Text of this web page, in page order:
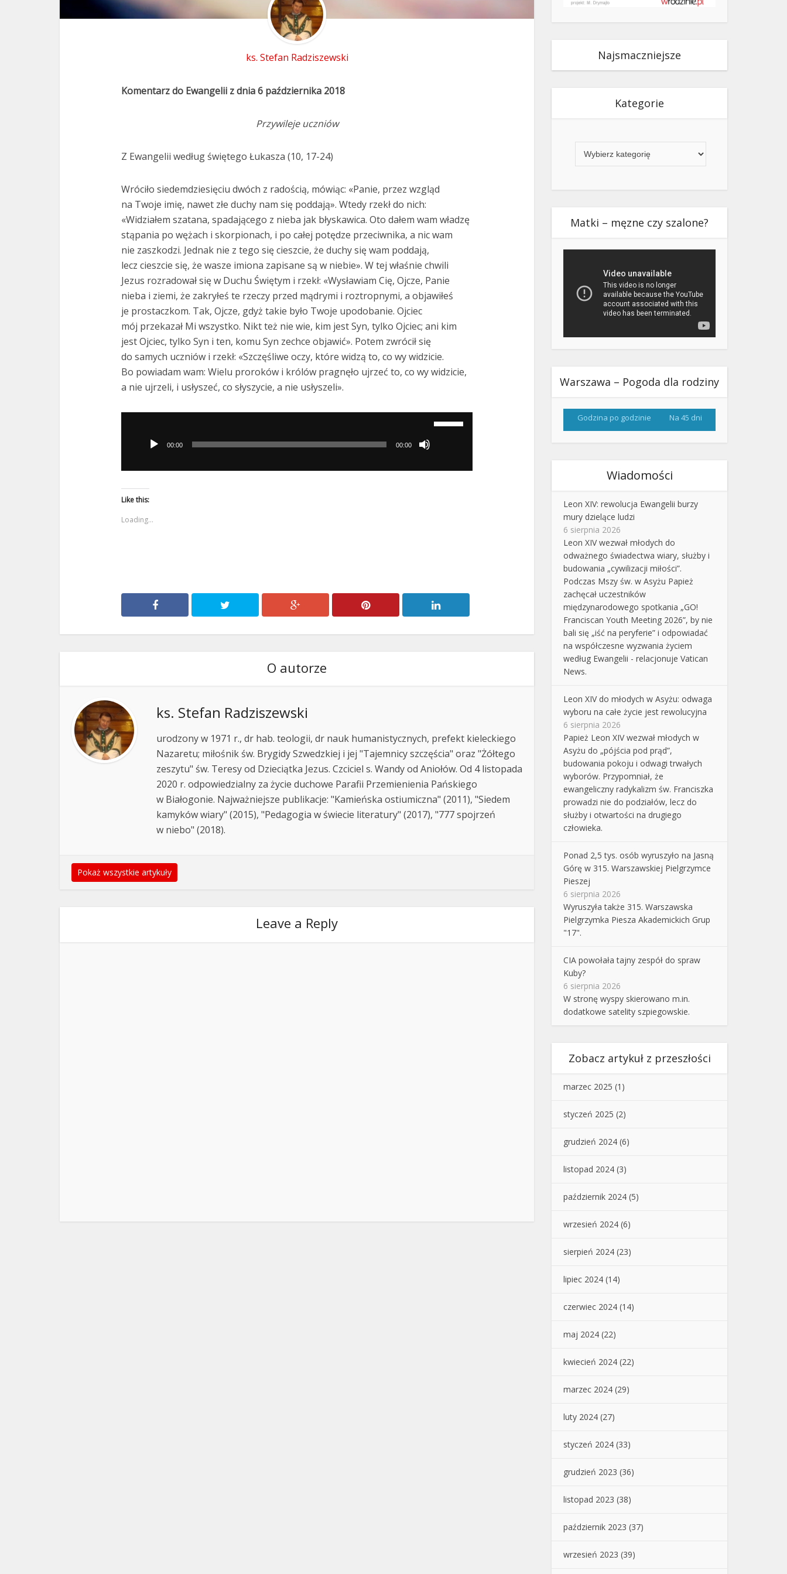
ks. Stefan Radziszewski
Komentarz do Ewangelii z dnia 6 października 2018
Przywileje uczniów
Z Ewangelii według świętego Łukasza (10, 17-24)
Wróciło siedemdziesięciu dwóch z radością, mówiąc: «Panie, przez wzgląd
na Twoje imię, nawet złe duchy nam się poddają». Wtedy rzekł do nich:
«Widziałem szatana, spadającego z nieba jak błyskawica. Oto dałem wam władzę
stąpania po wężach i skorpionach, i po całej potędze przeciwnika, a nic wam
nie zaszkodzi. Jednak nie z tego się cieszcie, że duchy się wam poddają,
lecz cieszcie się, że wasze imiona zapisane są w niebie». W tej właśnie chwili
Jezus rozradował się w Duchu Świętym i rzekł: «Wysławiam Cię, Ojcze, Panie
nieba i ziemi, że zakryłeś te rzeczy przed mądrymi i roztropnymi, a objawiłeś
je prostaczkom. Tak, Ojcze, gdyż takie było Twoje upodobanie. Ojciec
mój przekazał Mi wszystko. Nikt też nie wie, kim jest Syn, tylko Ojciec; ani kim
jest Ojciec, tylko Syn i ten, komu Syn zechce objawić». Potem zwrócił się
do samych uczniów i rzekł: «Szczęśliwe oczy, które widzą to, co wy widzicie.
Bo powiadam wam: Wielu proroków i królów pragnęło ujrzeć to, co wy widzicie,
a nie ujrzeli, i usłyszeć, co słyszycie, a nie usłyszeli».
dźwiękowych
00:00 00:00
Like this:
Loading...
O autorze
ks. Stefan Radziszewski
urodzony w 1971 r., dr hab. teologii, dr nauk humanistycznych, prefekt kieleckiego
Nazaretu; miłośnik św. Brygidy Szwedzkiej i jej "Tajemnicy szczęścia" oraz "Żółtego
zeszytu" św. Teresy od Dzieciątka Jezus. Czciciel s. Wandy od Aniołów. Od 4 listopada
2020 r. odpowiedzialny za życie duchowe Parafii Przemienienia Pańskiego
w Białogonie. Najważniejsze publikacje: "Kamieńska ostiumiczna" (2011), "Siedem
kamyków wiary" (2015), "Pedagogia w świecie literatury" (2017), "777 spojrzeń
w niebo" (2018).
Pokaż wszystkie artykuły
Leave a Reply
Najsmaczniejsze
Kategorie
Matki – męzne czy szalone?
Warszawa – Pogoda dla rodziny
Godzina po godzinie Na 45 dni
Wiadomości
Leon XIV: rewolucja Ewangelii burzy
mury dzielące ludzi
6 sierpnia 2026
Leon XIV wezwał młodych do
odważnego świadectwa wiary, służby i
budowania „cywilizacji miłości”.
Podczas Mszy św. w Asyżu Papież
zachęcał uczestników
międzynarodowego spotkania „GO!
Franciscan Youth Meeting 2026”, by nie
bali się „iść na peryferie” i odpowiadać
na współczesne wyzwania życiem
według Ewangelii - relacjonuje Vatican
News.
Leon XIV do młodych w Asyżu: odwaga
wyboru na całe życie jest rewolucyjna
6 sierpnia 2026
Papież Leon XIV wezwał młodych w
Asyżu do „pójścia pod prąd”,
budowania pokoju i odwagi trwałych
wyborów. Przypomniał, że
ewangeliczny radykalizm św. Franciszka
prowadzi nie do podziałów, lecz do
służby i otwartości na drugiego
człowieka.
Ponad 2,5 tys. osób wyruszyło na Jasną
Górę w 315. Warszawskiej Pielgrzymce
Pieszej
6 sierpnia 2026
Wyruszyła także 315. Warszawska
Pielgrzymka Piesza Akademickich Grup
"17".
CIA powołała tajny zespół do spraw
Kuby?
6 sierpnia 2026
W stronę wyspy skierowano m.in.
dodatkowe satelity szpiegowskie.
Zobacz artykuł z przeszłości
marzec 2025 (1)
styczeń 2025 (2)
grudzień 2024 (6)
listopad 2024 (3)
październik 2024 (5)
wrzesień 2024 (6)
sierpień 2024 (23)
lipiec 2024 (14)
czerwiec 2024 (14)
maj 2024 (22)
kwiecień 2024 (22)
marzec 2024 (29)
luty 2024 (27)
styczeń 2024 (33)
grudzień 2023 (36)
listopad 2023 (38)
październik 2023 (37)
wrzesień 2023 (39)